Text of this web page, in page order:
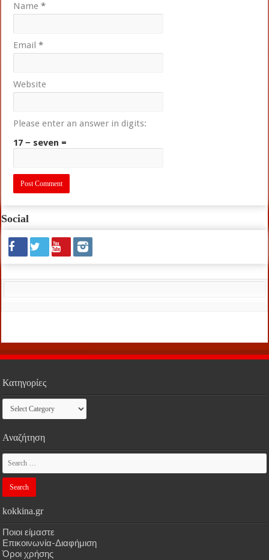
Name*
Email*
Website
Please enter an answer in digits:
17 − seven =
Social
Κατηγορίες
Κατηγορίες
Αναζήτηση
kokkina.gr
Ποιοι είμαστε
Επικοινωνία-Διαφήμιση
Όροι χρήσης